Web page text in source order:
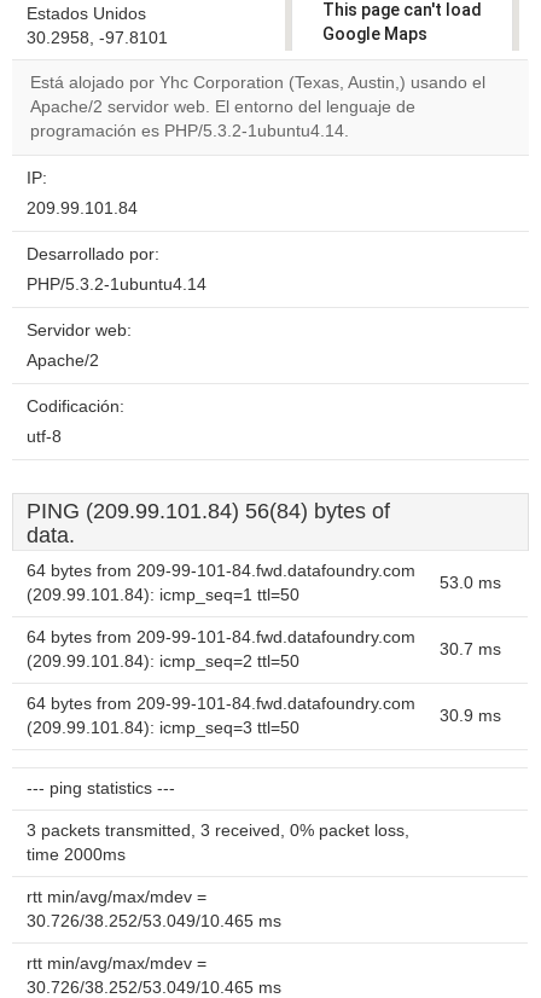
Estados Unidos
30.2958, -97.8101
This page can't load
Google Maps
correctly.
Do you
own this
Está alojado por Yhc Corporation (Texas, Austin,) usando el
Apache/2 servidor web. El entorno del lenguaje de
programación es PHP/5.3.2-1ubuntu4.14.
IP:
209.99.101.84
Desarrollado por:
PHP/5.3.2-1ubuntu4.14
Servidor web:
Apache/2
Codificación:
utf-8
PING (209.99.101.84) 56(84) bytes of
data.
64 bytes from 209-99-101-84.fwd.datafoundry.com
(209.99.101.84): icmp_seq=1 ttl=50
53.0 ms
64 bytes from 209-99-101-84.fwd.datafoundry.com
(209.99.101.84): icmp_seq=2 ttl=50
30.7 ms
64 bytes from 209-99-101-84.fwd.datafoundry.com
(209.99.101.84): icmp_seq=3 ttl=50
30.9 ms
--- ping statistics ---
3 packets transmitted, 3 received, 0% packet loss,
time 2000ms
rtt min/avg/max/mdev =
30.726/38.252/53.049/10.465 ms
rtt min/avg/max/mdev =
30.726/38.252/53.049/10.465 ms